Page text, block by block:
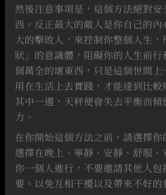
然後注意事項是，這個方法絕對
西。反正最大的敵人是你自己的
大的擊敗人，來控制你整個人生
狀」的意識體，阻礙你的人生前
個萬全的壞東西，只是這個世間
用在生活上去實踐，才能達到比
其中一邊，天秤便會失去平衡而
力。
在你開始這個方法之前，請選擇
選擇在晚上、寧靜、安靜、舒服
你一個人進行，不要邀請其他人
要。以免互相干擾以及帶來不好的